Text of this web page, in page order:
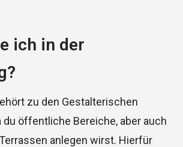
ich in der
zu den Gestalterischen
du öffentliche Bereiche, aber auch
anlegen wirst. Hierfür